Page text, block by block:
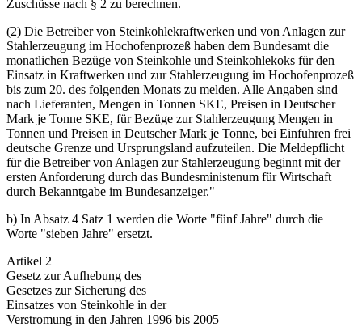
Zuschüsse nach § 2 zu berechnen.
(2) Die Betreiber von Steinkohlekraftwerken und von Anlagen zur
Stahlerzeugung im Hochofenprozeß haben dem Bundesamt die
monatlichen Bezüge von Steinkohle und Steinkohlekoks für den
Einsatz in Kraftwerken und zur Stahlerzeugung im Hochofenprozeß
bis zum 20. des folgenden Monats zu melden. Alle Angaben sind
nach Lieferanten, Mengen in Tonnen SKE, Preisen in Deutscher
Mark je Tonne SKE, für Bezüge zur Stahlerzeugung Mengen in
Tonnen und Preisen in Deutscher Mark je Tonne, bei Einfuhren frei
deutsche Grenze und Ursprungsland aufzuteilen. Die Meldepflicht
für die Betreiber von Anlagen zur Stahlerzeugung beginnt mit der
ersten Anforderung durch das Bundesministenum für Wirtschaft
durch Bekanntgabe im Bundesanzeiger."
b) In Absatz 4 Satz 1 werden die Worte "fünf Jahre" durch die
Worte "sieben Jahre" ersetzt.
Artikel 2
Gesetz zur Aufhebung des
Gesetzes zur Sicherung des
Einsatzes von Steinkohle in der
Verstromung in den Jahren 1996 bis 2005